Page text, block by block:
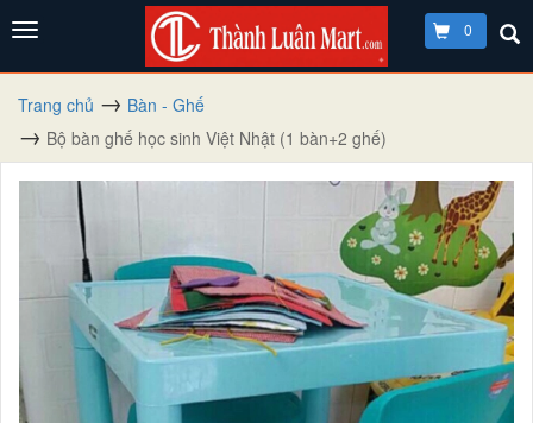
0
Trang chủ
Bàn - Ghế
Bộ bàn ghế học sinh Việt Nhật (1 bàn+2 ghế)